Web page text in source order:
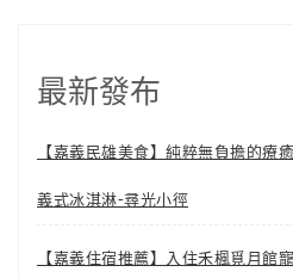
最新發布
【嘉義民雄美食】純粹無負擔的療
義式冰淇淋-尋光小徑
【嘉義住宿推薦】入住禾楓覓月館